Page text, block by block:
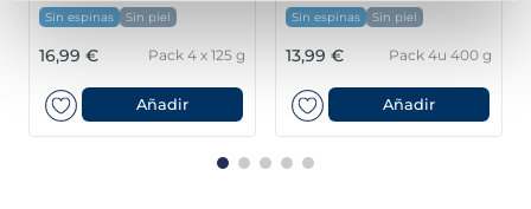
Sin espinas Sin piel
16,99 € Pack 4 x 125 g
Añadir
Sin espinas Sin piel
13,99 € Pack 4u 400 g
Añadir